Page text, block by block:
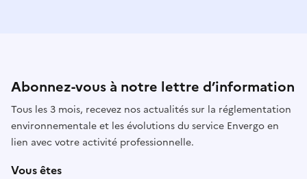
Abonnez-vous à notre lettre d’information
Tous les 3 mois, recevez nos actualités sur la réglementation
environnementale et les évolutions du service Envergo en
lien avec votre activité professionnelle.
Vous êtes